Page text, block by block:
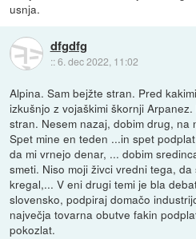
usnja.
dfgdfg
::6. dec 2022, 11:02
Alpina. Sam bejžte stran. Pred
izkušnjo z vojaškimi škornji
stran. Nesem nazaj, dobim drug, na
Spet mine en teden ...in spet
da mi vrnejo denar, ... dobim
smeti. Niso moji živci vredni tega,
kregal,... V eni drugi temi je bla
slovensko, podpiraj domačo
največja tovarna obutve fakin
pokozlat.